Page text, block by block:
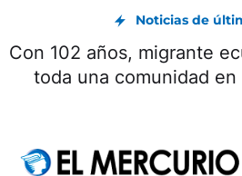
Noticias de
Con 102 años, migrante
toda una comunidad en